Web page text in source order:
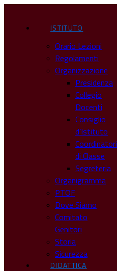
ISTITUTO
Orario Lezioni
Regolamenti
Organizzazione
Presidenza
Collegio
Docenti
Consiglio
d’Istituto
Coordinatori
di Classe
Segreteria
Organigramma
PTOF
Dove Siamo
Comitato
Genitori
Storia
Sicurezza
DIDATTICA